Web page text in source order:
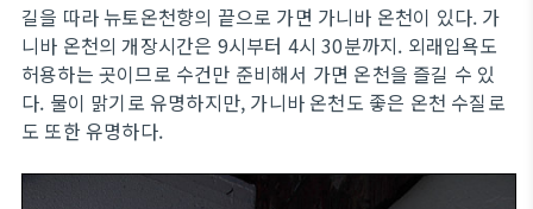
길을 따라 뉴토온천향의 끝으로 가면 가니바 온천이 있다. 가
니바 온천의 개장시간은 9시부터 4시 30분까지. 외래입욕도
허용하는 곳이므로 수건만 준비해서 가면 온천을 즐길 수 있
다. 물이 맑기로 유명하지만, 가니바 온천도 좋은 온천 수질로
도 또한 유명하다.